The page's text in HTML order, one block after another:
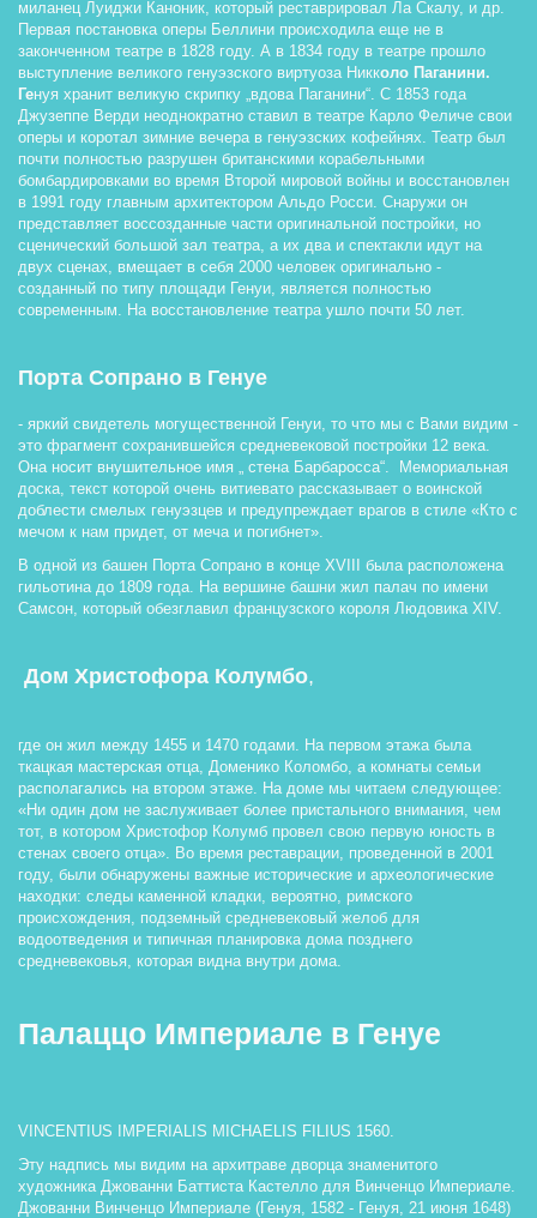
миланец Луиджи Каноник, который реставрировал Ла Скалу, и др.
Первая постановка оперы Беллини происходила еще не в
законченном театре в 1828 году. А в 1834 году в театре прошло
выступление великого генуэзского виртуоза Никколо Паганини.
Генуя хранит великую скрипку „вдова Паганини“. С 1853 года
Джузеппе Верди неоднократно ставил в театре Карло Феличе свои
оперы и коротал зимние вечера в генуэзских кофейнях. Театр был
почти полностью разрушен британскими корабельными
бомбардировками во время Второй мировой войны и восстановлен
в 1991 году главным архитектором Альдо Росси. Снаружи он
представляет воссозданные части оригинальной постройки, но
сценический большой зал театра, а их два и спектакли идут на
двух сценах, вмещает в себя 2000 человек оригинально -
созданный по типу площади Генуи, является полностью
современным. На восстановление театра ушло почти 50 лет.
Порта Сопрано в Генуе
- яркий свидетель могущественной Генуи, то что мы с Вами видим -
это фрагмент сохранившейся средневековой постройки 12 века.
Она носит внушительное имя „ стена Барбаросса“.  Мемориальная
доска, текст которой очень витиевато рассказывает о воинской
доблести смелых генуэзцев и предупреждает врагов в стиле «Кто с
мечом к нам придет, от меча и погибнет».
В одной из башен Порта Сопрано в конце XVIII была расположена
гильотина до 1809 года. На вершине башни жил палач по имени
Самсон, который обезглавил французского короля Людовика XIV.
Дом Христофора Колумбо,
где он жил между 1455 и 1470 годами. На первом этажа была
ткацкая мастерская отца, Доменико Коломбо, а комнаты семьи
располагались на втором этаже. На доме мы читаем следующее:
«Ни один дом не заслуживает более пристального внимания, чем
тот, в котором Христофор Колумб провел свою первую юность в
стенах своего отца». Во время реставрации, проведенной в 2001
году, были обнаружены важные исторические и археологические
находки: следы каменной кладки, вероятно, римского
происхождения, подземный средневековый желоб для
водоотведения и типичная планировка дома позднего
средневековья, которая видна внутри дома.
Палаццо Империале в Генуе
VINCENTIUS IMPERIALIS MICHAELIS FILIUS 1560.
Эту надпись мы видим на архитраве дворца знаменитого
художника Джованни Баттиста Кастелло для Винченцо Империале.
Джованни Винченцо Империале (Генуя, 1582 - Генуя, 21 июня 1648)